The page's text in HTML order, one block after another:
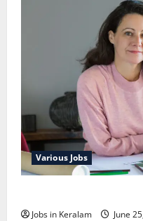
Various Jobs
Jobs in Keralam June